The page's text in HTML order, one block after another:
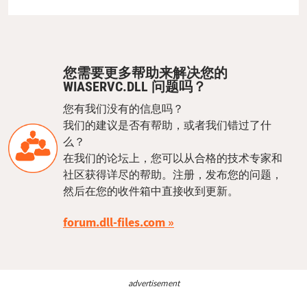
您需要更多帮助来解决您的
WIASERVC.DLL 问题吗？
您有我们没有的信息吗？
我们的建议是否有帮助，或者我们错过了什
么？
在我们的论坛上，您可以从合格的技术专家和
社区获得详尽的帮助。注册，发布您的问题，
然后在您的收件箱中直接收到更新。
forum.dll-files.com
advertisement